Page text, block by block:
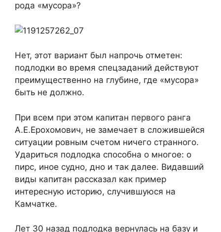
рода «мусора»?
Нет, этот вариант был напрочь отметен:
подлодки во время спецзаданий действуют
преимущественно на глубине, где «мусора»
быть не должно.
При всем при этом капитан первого ранга
А.Е.Ерохомович, не замечает в сложившейся
ситуации ровным счетом ничего странного.
Удариться подлодка способна о многое: о
пирс, иное судно, дно и так далее. Видавший
виды капитан рассказал как пример
интересную историю, случившуюся на
Камчатке.
Лет 30 назад подлодка вернулась на базу и